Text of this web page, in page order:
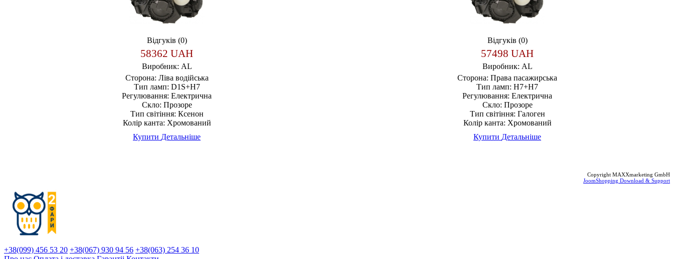
Відгуків (0)
58362 UAH
Виробник: AL
Сторона: Ліва водійська
Тип ламп: D1S+H7
Регулювання: Електрична
Скло: Прозоре
Тип світіння: Ксенон
Колір канта: Хромований
Купити Детальніше
Відгуків (0)
57498 UAH
Виробник: AL
Сторона: Права пасажирська
Тип ламп: H7+H7
Регулювання: Електрична
Скло: Прозоре
Тип світіння: Галоген
Колір канта: Хромований
Купити Детальніше
Copyright MAXXmarketing GmbH
JoomShopping Download & Support
+38(099) 456 53 20 +38(067) 930 94 56 +38(063) 254 36 10